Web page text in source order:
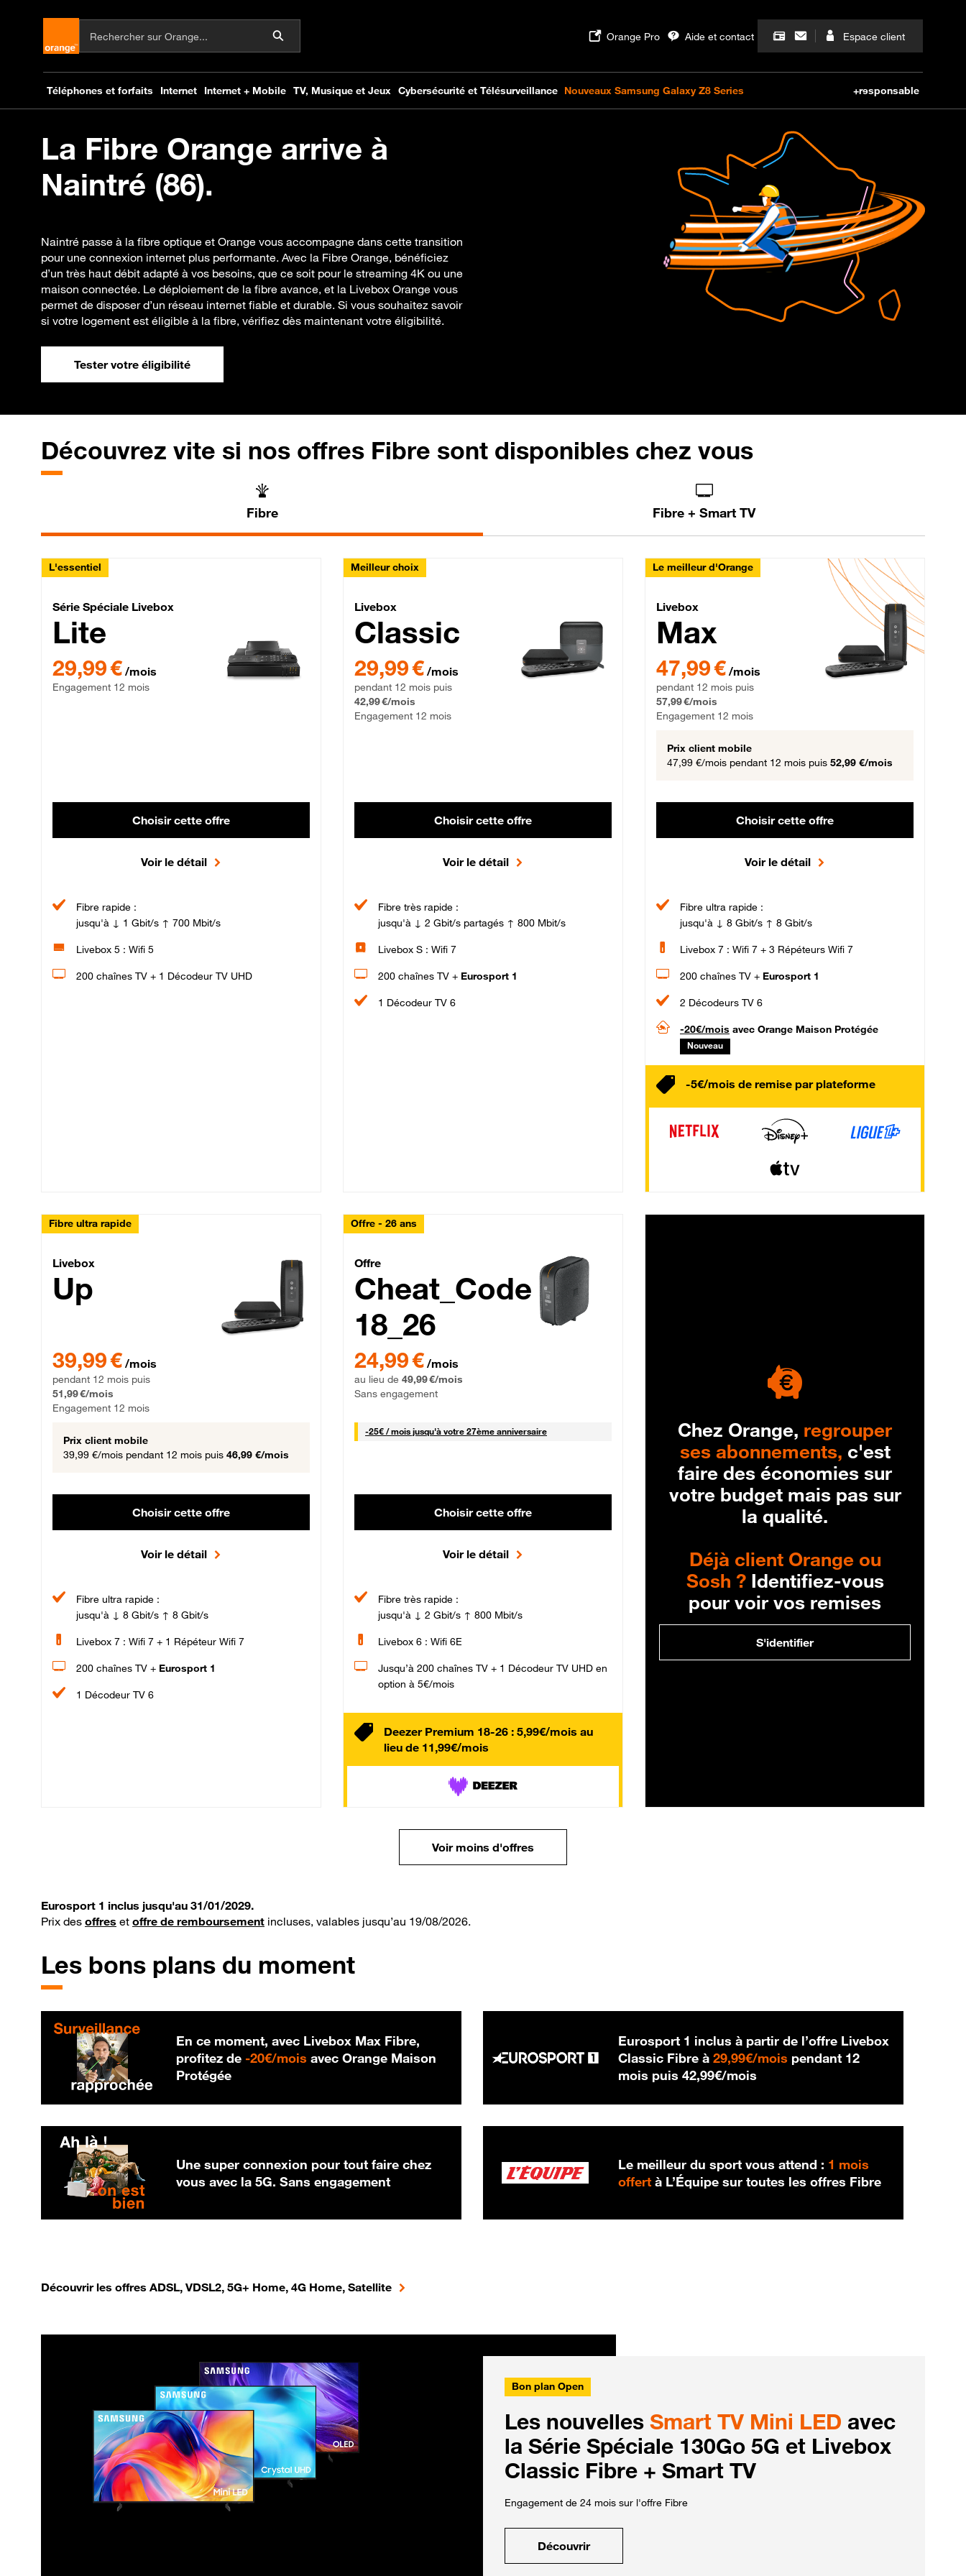
La Fibre Orange arrive à
Naintré (86).
Naintré passe à la fibre optique et Orange vous accompagne dans cette transition
pour une connexion internet plus performante. Avec la Fibre Orange, bénéficiez
d’un très haut débit adapté à vos besoins, que ce soit pour le streaming 4K ou une
maison connectée. Le déploiement de la fibre avance, et la Livebox Orange vous
permet de disposer d’un réseau internet fiable et durable. Si vous souhaitez savoir
si votre logement est éligible à la fibre, vérifiez dès maintenant votre éligibilité.
Tester votre éligibilité
Découvrez vite si nos offres Fibre sont disponibles chez vous
Fibre Fibre + Smart TV
L'essentiel
Série Spéciale Livebox Lite Fibre
Série Spéciale Livebox
Lite
29,99 € par mois , Engagement 12 mois
29,99 € /mois
Engagement 12 mois
Choisir cette offre
Voir le détail
Fibre rapide :
jusqu'à ↓ 1 Gbit/s ↑ 700 Mbit/s
Livebox 5 : Wifi 5
200 chaînes TV + 1 Décodeur TV UHD
Meilleur choix
Livebox Classic Fibre
Livebox
Classic
29,99 € par mois pendant 12 mois puis 42,99 € par mois, Engagement 12 mois
29,99 € /mois
pendant 12 mois puis
42,99 €/mois
Engagement 12 mois
Choisir cette offre
Voir le détail
Fibre très rapide :
jusqu'à ↓ 2 Gbit/s partagés ↑ 800 Mbit/s
Livebox S : Wifi 7
200 chaînes TV + Eurosport 1
1 Décodeur TV 6
Le meilleur d'Orange
Livebox Max Fibre
Livebox
Max
47,99 € par mois pendant 12 mois puis 57,99 € par mois,
47,99 € /mois
pendant 12 mois puis
57,99 €/mois
Engagement 12 mois
Prix client mobile
47,99 €/mois pendant 12 mois puis 52,99 €/mois
Choisir cette offre
Voir le détail
Fibre ultra rapide :
jusqu'à ↓ 8 Gbit/s ↑ 8 Gbit/s
Livebox 7 : Wifi 7 + 3 Répéteurs Wifi 7
200 chaînes TV + Eurosport 1
2 Décodeurs TV 6
-20€/mois avec Orange Maison Protégée
Nouveau
-5€/mois de remise par plateforme
Fibre ultra rapide
Livebox Up Fibre
Livebox
Up
39,99 € /mois
pendant 12 mois puis
51,99 €/mois
Engagement 12 mois
Prix client mobile
39,99 €/mois pendant 12 mois puis 46,99 €/mois
Choisir cette offre
Voir le détail
Fibre ultra rapide :
jusqu'à ↓ 8 Gbit/s ↑ 8 Gbit/s
Livebox 7 : Wifi 7 + 1 Répéteur Wifi 7
200 chaînes TV + Eurosport 1
1 Décodeur TV 6
Offre - 26 ans
Cheat_Code Fibre_18_26
Offre
Cheat_Code
18_26
24,99 € /mois
au lieu de 49,99 €/mois
Sans engagement
-25€ / mois25 € par mois
jusqu'à votre 27ème anniversaire
Choisir cette offre
Voir le détail
Fibre très rapide :
jusqu'à ↓ 2 Gbit/s ↑ 800 Mbit/s
Livebox 6 : Wifi 6E
Jusqu’à 200 chaînes TV + 1 Décodeur TV UHD en
option à 5€/mois
Deezer Premium 18-26 : 5,99€/mois au
lieu de 11,99€/mois
Chez Orange, regrouper
ses abonnements, c'est
faire des économies sur
votre budget mais pas sur
la qualité.
Déjà client Orange ou
Sosh ?Identifiez-vous
pour voir vos remises
S'identifier
Voir moins d'offres
Eurosport 1 inclus jusqu'au 31/01/2029.
Prix des offres et offre de remboursement incluses, valables jusqu’au 19/08/2026.
Les bons plans du moment
En ce moment, avec Livebox Max Fibre,
profitez de -20€/mois 20 € par mois
avec Orange Maison
Protégée
Eurosport 1 inclus à partir de l’offre Livebox
Classic Fibre à29,99€/mois 29,99 € par mois
pendant 12
mois puis42,99€/mois
Une super connexion pour tout faire chez
vous avec la 5G. Sans engagement
Le meilleur du sport vous attend : 1 mois
offert à L’Équipe sur toutes les offres Fibre
Découvrir les offres ADSL, VDSL2, 5G+ Home, 4G Home, Satellite
Bon plan Open
Les nouvelles Smart TV Mini LED avec
la Série Spéciale 130Go 5G et Livebox
Classic Fibre + Smart TV
Engagement de 24 mois sur l'offre Fibre
Découvrir